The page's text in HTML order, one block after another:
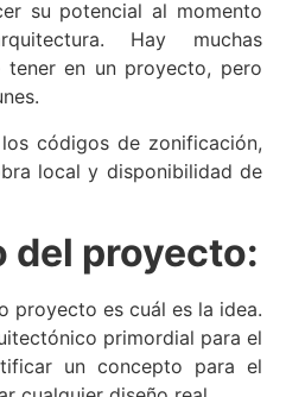
su potencial al momento
Hay muchas
tener en un proyecto, pero
códigos de zonificación,
local y disponibilidad de
del proyecto:
proyecto es cuál es la idea.
primordial para el
un concepto para el